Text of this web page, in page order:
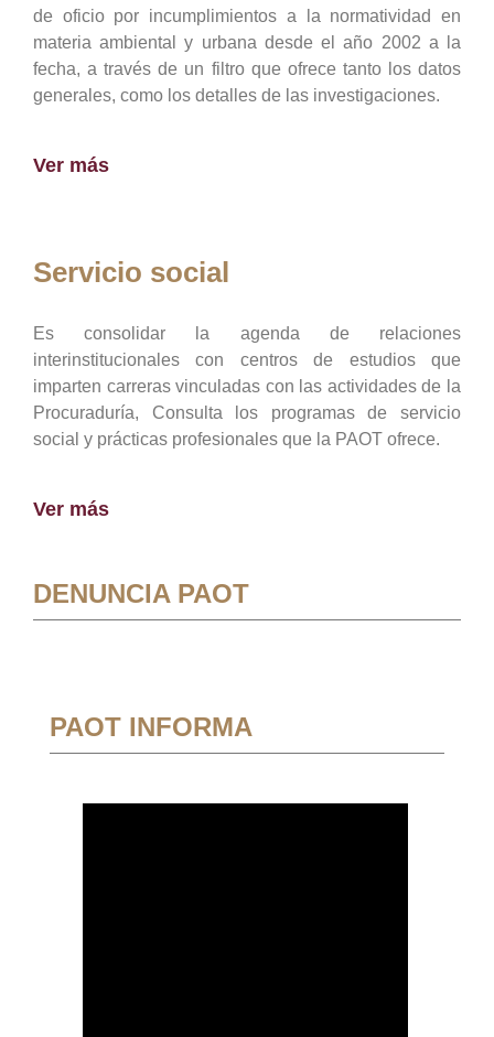
de oficio por incumplimientos a la normatividad en
materia ambiental y urbana desde el año 2002 a la
fecha, a través de un filtro que ofrece tanto los datos
generales, como los detalles de las investigaciones.
Ver más
Servicio social
Es consolidar la agenda de relaciones
interinstitucionales con centros de estudios que
imparten carreras vinculadas con las actividades de la
Procuraduría, Consulta los programas de servicio
social y prácticas profesionales que la PAOT ofrece.
Ver más
DENUNCIA PAOT
PAOT INFORMA